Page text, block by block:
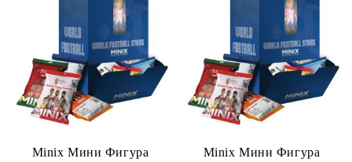
Minix Мини Фигура
Minix Мини Фигура